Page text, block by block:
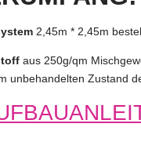
2,45m * 2,45m
aus 250g/qm
unbehandelten Zustand